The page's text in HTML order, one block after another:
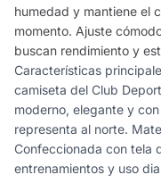
humedad y mantiene el
momento. Ajuste
buscan rendimiento y
Características
camiseta del Club
moderno, elegante y
representa al norte.
Confeccionada con tela
entrenamientos y uso